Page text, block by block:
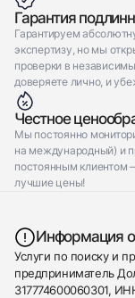
Гарантия
Гарантируем
экспертизу, но мы
проверки в
доверяете лично, и
Честное
Мы постоянно
на международный) и
постоянным клиентом
лучшие цены!
Информация о
Услуги по поиску и
предприниматель
317774600060301,